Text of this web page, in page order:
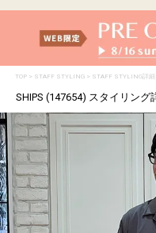
TOP> STAFF STYLING> STAFF STYLING詳細
SHIPS (147654) スタイリング